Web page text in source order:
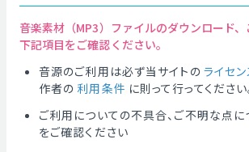
音楽素材（MP3）ファイルのダウンロード
下記項目をご確認ください。
音源のご利用は必ず当サイトの ライセン
作者の 利用条件 に則って行ってください
ご利用についての不具合、ご不明な点に
をご確認ください